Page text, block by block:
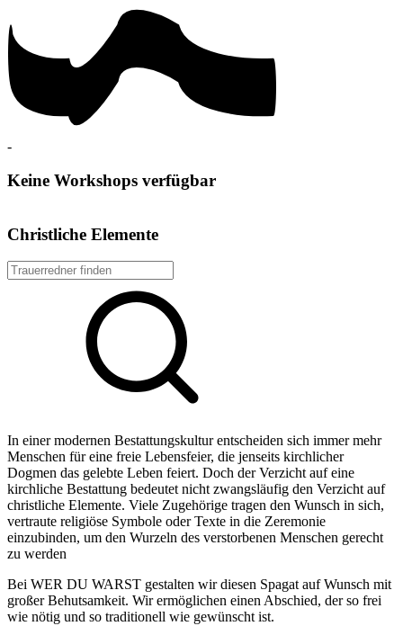
-
Keine Workshops verfügbar
Christliche Elemente
In einer modernen Bestattungskultur entscheiden sich immer mehr
Menschen für eine freie Lebensfeier, die jenseits kirchlicher
Dogmen das gelebte Leben feiert. Doch der Verzicht auf eine
kirchliche Bestattung bedeutet nicht zwangsläufig den Verzicht auf
christliche Elemente. Viele Zugehörige tragen den Wunsch in sich,
vertraute religiöse Symbole oder Texte in die Zeremonie
einzubinden, um den Wurzeln des verstorbenen Menschen gerecht
zu werden
Bei WER DU WARST gestalten wir diesen Spagat auf Wunsch mit
großer Behutsamkeit. Wir ermöglichen einen Abschied, der so frei
wie nötig und so traditionell wie gewünscht ist.